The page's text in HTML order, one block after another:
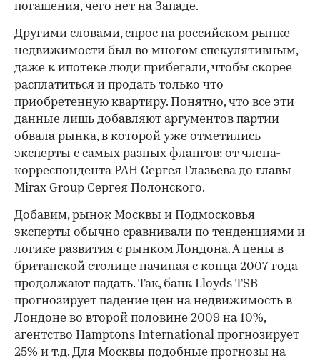
погашения, чего нет на Западе.
Другими словами, спрос на российском рынке
недвижимости был во многом спекулятивным,
даже к ипотеке люди прибегали, чтобы скорее
расплатиться и продать только что
приобретенную квартиру. Понятно, что все эти
данные лишь добавляют аргументов партии
обвала рынка, в которой уже отметились
эксперты с самых разных флангов: от члена-
корреспондента РАН Сергея Глазьева до главы
Mirax Group Сергея Полонского.
Добавим, рынок Москвы и Подмосковья
эксперты обычно сравнивали по тенденциями и
логике развития с рынком Лондона. А цены в
британской столице начиная с конца 2007 года
продолжают падать. Так, банк Lloyds TSB
прогнозирует падение цен на недвижимость в
Лондоне во второй половине 2009 на 10%,
агентство Hamptons International прогнозирует
25% и т.д. Для Москвы подобные прогнозы на